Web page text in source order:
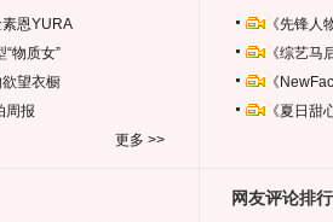
素恩YURA
物质女”
望衣橱
周报
更多 >>
《先锋
《综艺
《
《夏日
网友评论排行